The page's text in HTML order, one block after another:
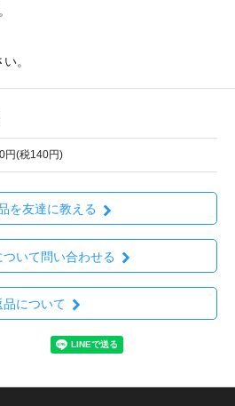
。
円(税140円)
を友達に教える
ついて問い合わせる
品について